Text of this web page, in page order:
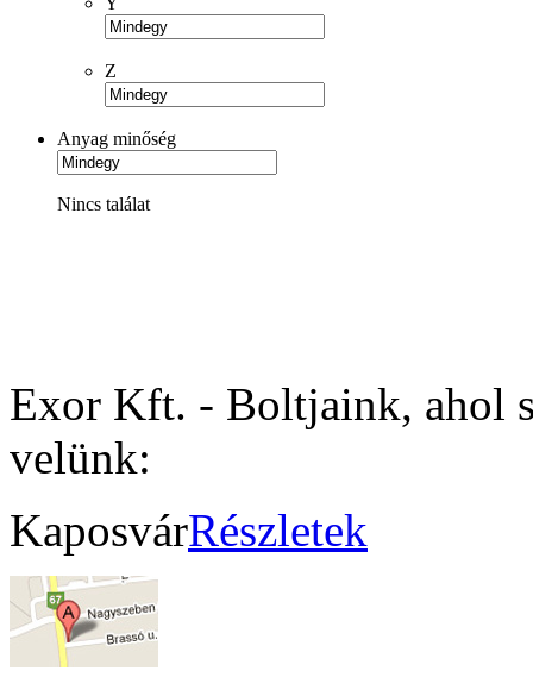
Z
Anyag minőség
Nincs találat
Exor Kft. - Boltjaink, ahol
velünk:
KaposvárRészletek